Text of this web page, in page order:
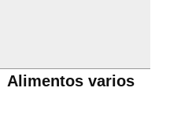
Alimentos varios